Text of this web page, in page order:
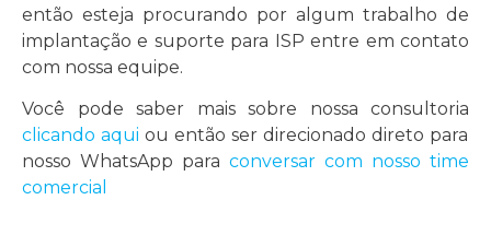
então esteja procurando por algum trabalho de
implantação e suporte para ISP entre em contato
com nossa equipe.
Você pode saber mais sobre nossa consultoria
clicando aqui ou então ser direcionado direto para
nosso WhatsApp para conversar com nosso time
comercial